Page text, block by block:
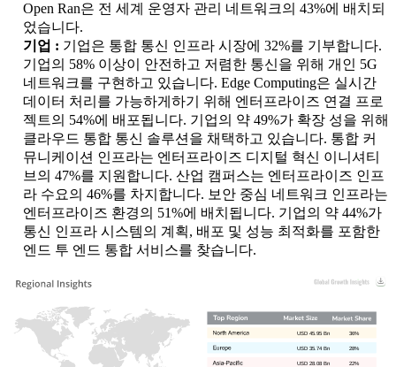
Open Ran은 전 세계 운영자 관리 네트워크의 43%에 배치되
었습니다.
기업 : 기업은 통합 통신 인프라 시장에 32%를 기부합니다.
기업의 58% 이상이 안전하고 저렴한 통신을 위해 개인 5G
네트워크를 구현하고 있습니다. Edge Computing은 실시간
데이터 처리를 가능하게하기 위해 엔터프라이즈 연결 프로
젝트의 54%에 배포됩니다. 기업의 약 49%가 확장 성을 위해
클라우드 통합 통신 솔루션을 채택하고 있습니다. 통합 커
뮤니케이션 인프라는 엔터프라이즈 디지털 혁신 이니셔티
브의 47%를 지원합니다. 산업 캠퍼스는 엔터프라이즈 인프
라 수요의 46%를 차지합니다. 보안 중심 네트워크 인프라는
엔터프라이즈 환경의 51%에 배치됩니다. 기업의 약 44%가
통신 인프라 시스템의 계획, 배포 및 성능 최적화를 포함한
엔드 투 엔드 통합 서비스를 찾습니다.
22%
USD 28.08 Bn
28%
USD 35.74 Bn
36%
USD 45.95 Bn